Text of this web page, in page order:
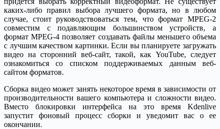
каких-либо правил выбора лучшего формата, но в любом
случае, стоит руководствоваться тем, что формат MPEG-2
совместим с подавляющим большинством устройств, а
формат MPEG-4 позволяет создавать файлы меньшего объема
с лучшим качеством картинки. Если вы планируете загружать
видео на сторонний веб-сайт, такой, как YouTube, следует
ознакомиться со списком поддерживаемых данным веб-
сайтом форматов.
Сборка видео может занять некоторое время в зависимости от
производительности вашего компьютера и сложности видео.
Вместо блокировки интерфейса на это время Kdenlive
запустит фоновый процесс сборки и уведомит вас о ее
окончании.